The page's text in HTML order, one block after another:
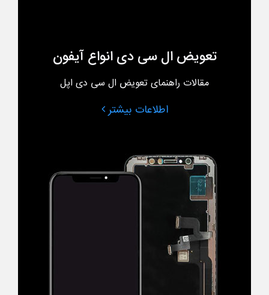
تعویض ال سی دی انواع آیفون
مقالات راهنمای تعویض ال سی دی اپل
اطلاعات بیشتر